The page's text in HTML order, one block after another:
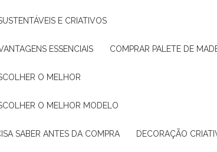
E CRIATIVOS
ESSENCIAIS COMPRAR PALETE DE
O MELHOR
O MELHOR MODELO
SABER ANTES DA COMPRA DECORAÇÃO